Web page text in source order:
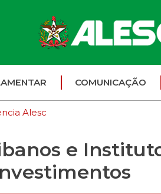
COMUNICAÇÃO
Alesc
e